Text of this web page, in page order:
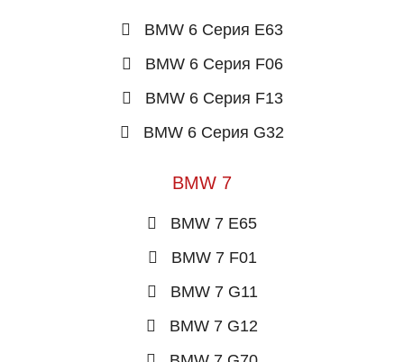
BMW 6 Серия E63
BMW 6 Серия F06
BMW 6 Серия F13
BMW 6 Серия G32
BMW 7
BMW 7 E65
BMW 7 F01
BMW 7 G11
BMW 7 G12